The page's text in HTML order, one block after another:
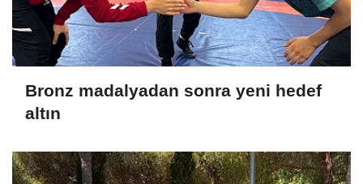
Bronz madalyadan sonra yeni hedef
altın